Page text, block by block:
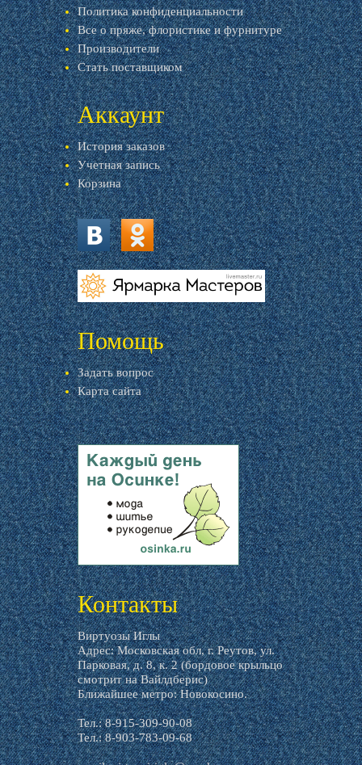
Политика конфиденциальности
Все о пряже, флористике и фурнитуре
Производители
Стать поставщиком
Аккаунт
История заказов
Учетная запись
Корзина
vk.com ok.ru
livemaster.ru
Помощь
Задать вопрос
Карта сайта
livemaster.ru
Контакты
Виртуозы Иглы
Адрес: Московская обл, г. Реутов, ул.
Парковая, д. 8, к. 2 (бордовое крыльцо
смотрит на Вайлдберис)
Ближайшее метро: Новокосино.
Тел.: 8-915-309-90-08
Тел.: 8-903-783-09-68